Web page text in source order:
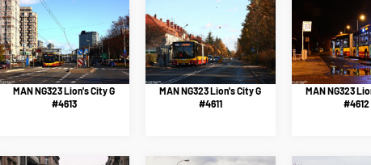
MAN NG323 Lion's City G
#4613
MAN NG323 Lion's City G
#4611
MAN NG323
#4612